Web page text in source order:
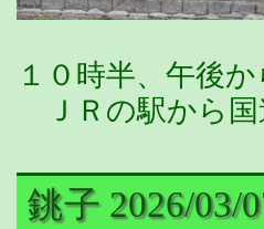
１０時半、午後
ＪＲの駅から国
銚子 2026/03/